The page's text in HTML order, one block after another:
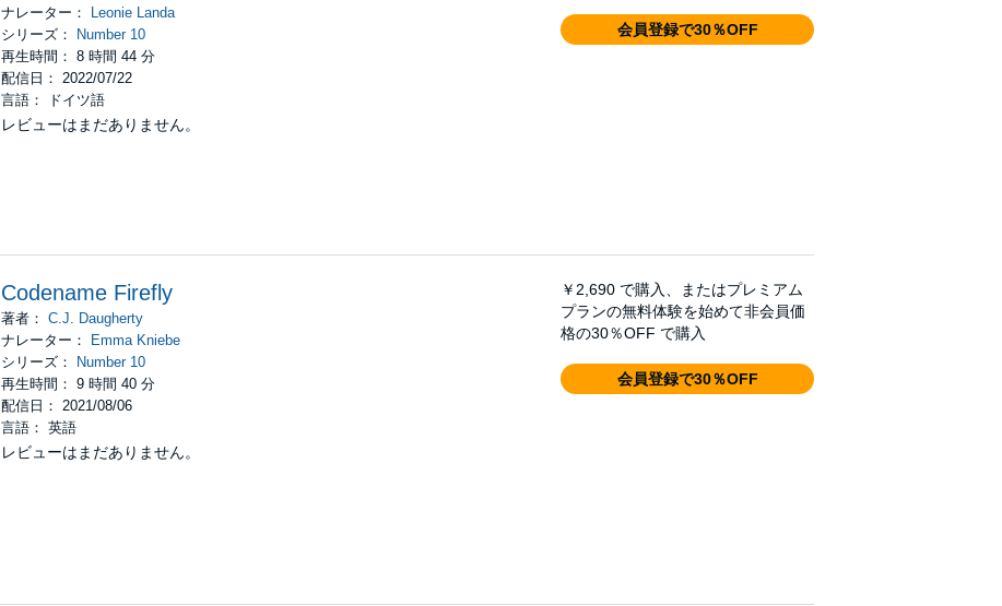
ナレーター：
Leonie Landa
シリーズ：
Number 10
再生時間： 8 時間 44 分
配信日： 2022/07/22
言語： ドイツ語
レビューはまだありません。
会員登録で30％OFF
Codename Firefly
著者： C.J. Daugherty
ナレーター：
Emma Kniebe
シリーズ：
Number 10
再生時間： 9 時間 40 分
配信日： 2021/08/06
言語： 英語
レビューはまだありません。
￥2,690 で購入、またはプレミアム
プランの無料体験を始めて非会員価
格の30％OFF で購入
会員登録で30％OFF